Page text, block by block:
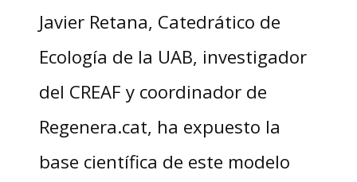
Javier Retana, Catedrático de
Ecología de la UAB, investigador
del CREAF y coordinador de
Regenera.cat, ha expuesto la
base científica de este modelo